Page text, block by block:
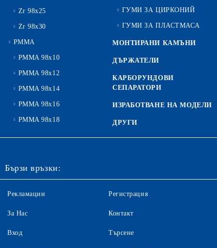
Zr 98x25
Zr 98x30
PMMA
PMMA 98x10
PMMA 98x12
PMMA 98x14
PMMA 98x16
PMMA 98x18
ГУМИ ЗА ЦИРКОНИЙ
ГУМИ ЗА ПЛАСТМАСА
МОНТИРАНИ КАМЪНИ
ДЪРЖАТЕЛИ
КАРБОРУНДОВИ
СЕПАРАТОРИ
ИЗРАБОТВАНЕ НА МОДЕЛИ
ДРУГИ
Бързи връзки:
Рекламации
За Нас
Вход
Регистрация
Контакт
Търсене